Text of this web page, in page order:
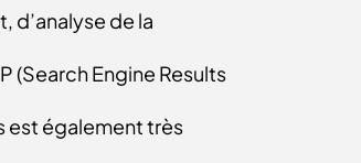
d’analyse de la
(Search Engine Results
est également très